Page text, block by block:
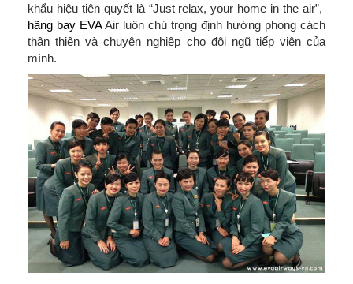
khẩu hiệu tiên quyết là “Just relax, your home in the air”,
hãng bay EVAAir luôn chú trọng định hướng phong cách
thân thiện và chuyên nghiệp cho đội ngũ tiếp viên của
mình.